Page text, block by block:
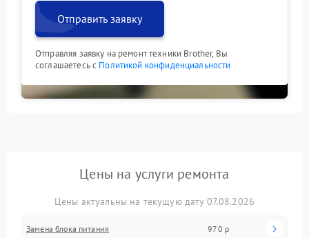
Отправить заявку
Отправляя заявку на ремонт техники Brother, Вы
соглашаетесь с Политикой конфиденциальности
Цены на услуги ремонта
Цены актуальны на текущую дату 07.08.2026
Замена блока питания 970 р